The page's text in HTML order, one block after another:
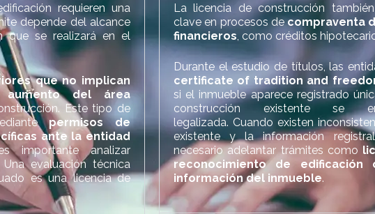
requieren una
depende del alcance
se realizará en el
que no implican
aumento del área
Este tipo de
permisos de
ante la entidad
importante analizar
evaluación técnica
es una licencia de
La licencia de construcción
clave en procesos decompraventa
financieros , como créditos
Durante el estudio de títulos, las
certificate of tradition and
si el inmueble aparece registrado
construcción existente se
legalizada. Cuando existen
existente y la información
necesario adelantar trámites como
reconocimiento de
información del inmueble.